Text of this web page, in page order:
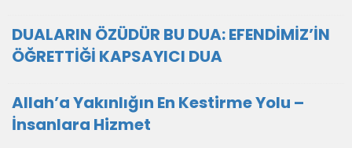
DUALARIN ÖZÜDÜR BU DUA: EFENDİMİZ’İN
ÖĞRETTİĞİ KAPSAYICI DUA
Allah’a Yakınlığın En Kestirme Yolu –
İnsanlara Hizmet